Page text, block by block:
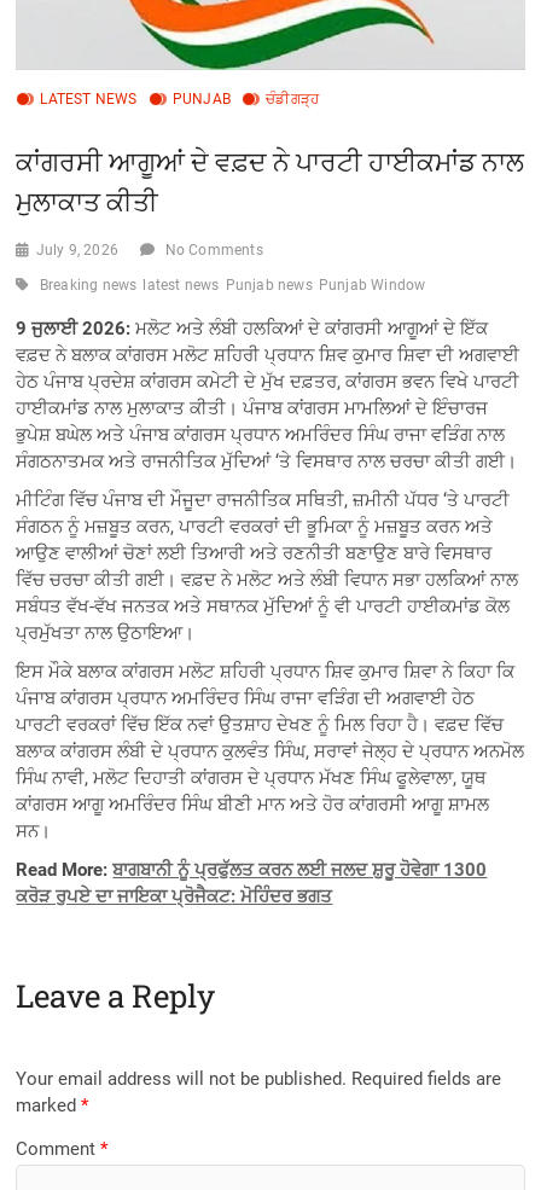
LATEST NEWS PUNJAB ਚੰਡੀਗੜ੍ਹ
ਕਾਂਗਰਸੀ ਆਗੂਆਂ ਦੇ ਵਫ਼ਦ ਨੇ ਪਾਰਟੀ ਹਾਈਕਮਾਂਡ ਨਾਲ
ਮੁਲਾਕਾਤ ਕੀਤੀ
July 9, 2026 No Comments
Breaking news latest news Punjab news Punjab Window
9 ਜੁਲਾਈ 2026:ਮਲੋਟ ਅਤੇ ਲੰਬੀ ਹਲਕਿਆਂ ਦੇ ਕਾਂਗਰਸੀ ਆਗੂਆਂ ਦੇ ਇੱਕ
ਵਫ਼ਦ ਨੇ ਬਲਾਕ ਕਾਂਗਰਸ ਮਲੋਟ ਸ਼ਹਿਰੀ ਪ੍ਰਧਾਨ ਸ਼ਿਵ ਕੁਮਾਰ ਸ਼ਿਵਾ ਦੀ ਅਗਵਾਈ
ਹੇਠ ਪੰਜਾਬ ਪ੍ਰਦੇਸ਼ ਕਾਂਗਰਸ ਕਮੇਟੀ ਦੇ ਮੁੱਖ ਦਫ਼ਤਰ, ਕਾਂਗਰਸ ਭਵਨ ਵਿਖੇ ਪਾਰਟੀ
ਹਾਈਕਮਾਂਡ ਨਾਲ ਮੁਲਾਕਾਤ ਕੀਤੀ। ਪੰਜਾਬ ਕਾਂਗਰਸ ਮਾਮਲਿਆਂ ਦੇ ਇੰਚਾਰਜ
ਭੁਪੇਸ਼ ਬਘੇਲ ਅਤੇ ਪੰਜਾਬ ਕਾਂਗਰਸ ਪ੍ਰਧਾਨ ਅਮਰਿੰਦਰ ਸਿੰਘ ਰਾਜਾ ਵੜਿੰਗ ਨਾਲ
ਸੰਗਠਨਾਤਮਕ ਅਤੇ ਰਾਜਨੀਤਿਕ ਮੁੱਦਿਆਂ ‘ਤੇ ਵਿਸਥਾਰ ਨਾਲ ਚਰਚਾ ਕੀਤੀ ਗਈ।
ਮੀਟਿੰਗ ਵਿੱਚ ਪੰਜਾਬ ਦੀ ਮੌਜੂਦਾ ਰਾਜਨੀਤਿਕ ਸਥਿਤੀ, ਜ਼ਮੀਨੀ ਪੱਧਰ ‘ਤੇ ਪਾਰਟੀ
ਸੰਗਠਨ ਨੂੰ ਮਜ਼ਬੂਤ ​​ਕਰਨ, ਪਾਰਟੀ ਵਰਕਰਾਂ ਦੀ ਭੂਮਿਕਾ ਨੂੰ ਮਜ਼ਬੂਤ ​​ਕਰਨ ਅਤੇ
ਆਉਣ ਵਾਲੀਆਂ ਚੋਣਾਂ ਲਈ ਤਿਆਰੀ ਅਤੇ ਰਣਨੀਤੀ ਬਣਾਉਣ ਬਾਰੇ ਵਿਸਥਾਰ
ਵਿੱਚ ਚਰਚਾ ਕੀਤੀ ਗਈ। ਵਫ਼ਦ ਨੇ ਮਲੋਟ ਅਤੇ ਲੰਬੀ ਵਿਧਾਨ ਸਭਾ ਹਲਕਿਆਂ ਨਾਲ
ਸਬੰਧਤ ਵੱਖ-ਵੱਖ ਜਨਤਕ ਅਤੇ ਸਥਾਨਕ ਮੁੱਦਿਆਂ ਨੂੰ ਵੀ ਪਾਰਟੀ ਹਾਈਕਮਾਂਡ ਕੋਲ
ਪ੍ਰਮੁੱਖਤਾ ਨਾਲ ਉਠਾਇਆ।
ਇਸ ਮੌਕੇ ਬਲਾਕ ਕਾਂਗਰਸ ਮਲੋਟ ਸ਼ਹਿਰੀ ਪ੍ਰਧਾਨ ਸ਼ਿਵ ਕੁਮਾਰ ਸ਼ਿਵਾ ਨੇ ਕਿਹਾ ਕਿ
ਪੰਜਾਬ ਕਾਂਗਰਸ ਪ੍ਰਧਾਨ ਅਮਰਿੰਦਰ ਸਿੰਘ ਰਾਜਾ ਵੜਿੰਗ ਦੀ ਅਗਵਾਈ ਹੇਠ
ਪਾਰਟੀ ਵਰਕਰਾਂ ਵਿੱਚ ਇੱਕ ਨਵਾਂ ਉਤਸ਼ਾਹ ਦੇਖਣ ਨੂੰ ਮਿਲ ਰਿਹਾ ਹੈ। ਵਫ਼ਦ ਵਿੱਚ
ਬਲਾਕ ਕਾਂਗਰਸ ਲੰਬੀ ਦੇ ਪ੍ਰਧਾਨ ਕੁਲਵੰਤ ਸਿੰਘ, ਸਰਾਵਾਂ ਜੇਲ੍ਹ ਦੇ ਪ੍ਰਧਾਨ ਅਨਮੋਲ
ਸਿੰਘ ਨਾਵੀ, ਮਲੋਟ ਦਿਹਾਤੀ ਕਾਂਗਰਸ ਦੇ ਪ੍ਰਧਾਨ ਮੱਖਣ ਸਿੰਘ ਫੂਲੇਵਾਲਾ, ਯੂਥ
ਕਾਂਗਰਸ ਆਗੂ ਅਮਰਿੰਦਰ ਸਿੰਘ ਬੀਣੀ ਮਾਨ ਅਤੇ ਹੋਰ ਕਾਂਗਰਸੀ ਆਗੂ ਸ਼ਾਮਲ
ਸਨ।
Read More:ਬਾਗਬਾਨੀ ਨੂੰ ਪ੍ਰਫੁੱਲਤ ਕਰਨ ਲਈ ਜਲਦ ਸ਼ੁਰੂ ਹੋਵੇਗਾ 1300
ਕਰੋੜ ਰੁਪਏ ਦਾ ਜਾਇਕਾ ਪ੍ਰੋਜੈਕਟ: ਮੋਹਿੰਦਰ ਭਗਤ
Leave a Reply
Your email address will not be published. Required fields are
marked*
Comment*